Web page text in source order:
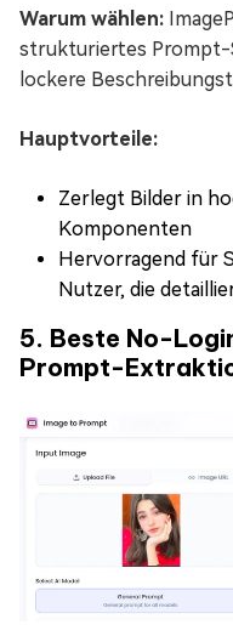
Warum wählen:
strukturiertes Prompt-
lockere
Hauptvorteile:
Zerlegt Bilder in
Komponenten
Hervorragend für
Nutzer, die
5. Beste No-
Prompt-